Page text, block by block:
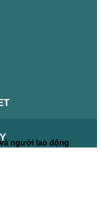
người lao động